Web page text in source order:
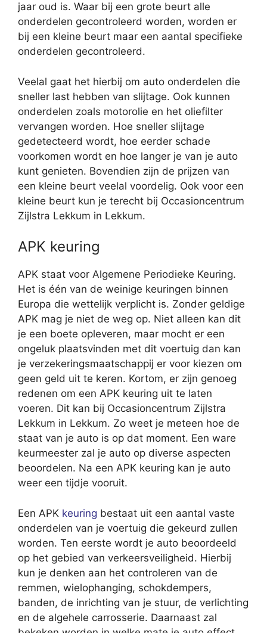
jaar oud is. Waar bij een grote beurt alle
onderdelen gecontroleerd worden, worden er
bij een kleine beurt maar een aantal specifieke
onderdelen gecontroleerd.
Veelal gaat het hierbij om auto onderdelen die
sneller last hebben van slijtage. Ook kunnen
onderdelen zoals motorolie en het oliefilter
vervangen worden. Hoe sneller slijtage
gedetecteerd wordt, hoe eerder schade
voorkomen wordt en hoe langer je van je auto
kunt genieten. Bovendien zijn de prijzen van
een kleine beurt veelal voordelig. Ook voor een
kleine beurt kun je terecht bij Occasioncentrum
Zijlstra Lekkum in Lekkum.
APK keuring
APK staat voor Algemene Periodieke Keuring.
Het is één van de weinige keuringen binnen
Europa die wettelijk verplicht is. Zonder geldige
APK mag je niet de weg op. Niet alleen kan dit
je een boete opleveren, maar mocht er een
ongeluk plaatsvinden met dit voertuig dan kan
je verzekeringsmaatschappij er voor kiezen om
geen geld uit te keren. Kortom, er zijn genoeg
redenen om een APK keuring uit te laten
voeren. Dit kan bij Occasioncentrum Zijlstra
Lekkum in Lekkum. Zo weet je meteen hoe de
staat van je auto is op dat moment. Een ware
keurmeester zal je auto op diverse aspecten
beoordelen. Na een APK keuring kan je auto
weer een tijdje vooruit.
Een APK keuring bestaat uit een aantal vaste
onderdelen van je voertuig die gekeurd zullen
worden. Ten eerste wordt je auto beoordeeld
op het gebied van verkeersveiligheid. Hierbij
kun je denken aan het controleren van de
remmen, wielophanging, schokdempers,
banden, de inrichting van je stuur, de verlichting
en de algehele carrosserie. Daarnaast zal